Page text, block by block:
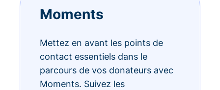
Moments
Mettez en avant les points de
contact essentiels dans le
parcours de vos donateurs avec
Moments. Suivez les